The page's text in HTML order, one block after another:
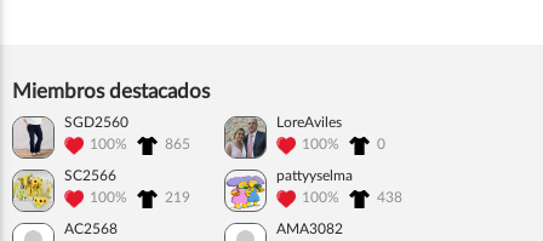
Miembros destacados
SGD2560
100%
865
LoreAviles
100%
0
SC2566
100%
219
pattyyselma
100%
438
AC2568
AMA3082